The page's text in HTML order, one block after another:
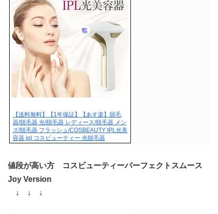
【送料無料】【1年保証】【あす楽】脱毛
器/脱毛器 光/脱毛器 レディース/脱毛器 メン
ズ/脱毛器 フラッシュ/COSBEAUTY IPL光美
容器 ipl コスビューティー 光脱毛器
値段が高い方 コスビューティーパーフェクトスムース
Joy Version
↓ ↓ ↓